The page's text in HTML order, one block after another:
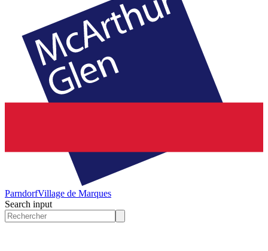
ParndorfVillage de Marques
Search input